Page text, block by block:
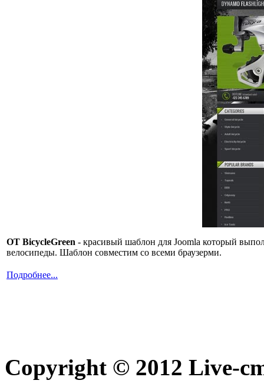
OT BicycleGreen - красивый шаблон для Joomla который
велосипеды. Шаблон совместим со всеми браузерми.
Подробнее...
Copyright © 2012 Live-